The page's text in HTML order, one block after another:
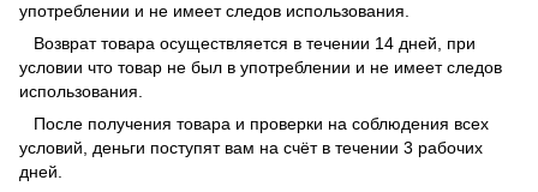
употреблении и не имеет следов использования.
Возврат товара осуществляется в течении 14 дней, при
условии что товар не был в употреблении и не имеет следов
использования.
После получения товара и проверки на соблюдения всех
условий, деньги поступят вам на счёт в течении 3 рабочих
дней.